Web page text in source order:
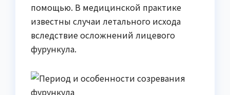
помощью. В медицинской практике
известны случаи летального исхода
вследствие осложнений лицевого
фурункула.